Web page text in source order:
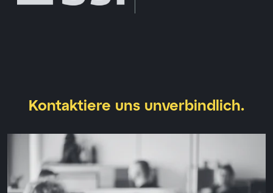
Kontaktiere uns unverbindlich.